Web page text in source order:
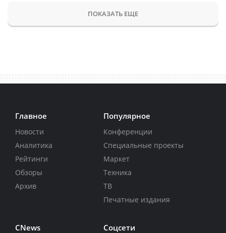
ПОКАЗАТЬ ЕЩЕ
Главное
Новости
Аналитика
Рейтинги
Обзоры
Архив
Популярное
Конференции
Специальные проекты
Маркет
Техника
ТВ
Печатные издания
CNews Соцсети